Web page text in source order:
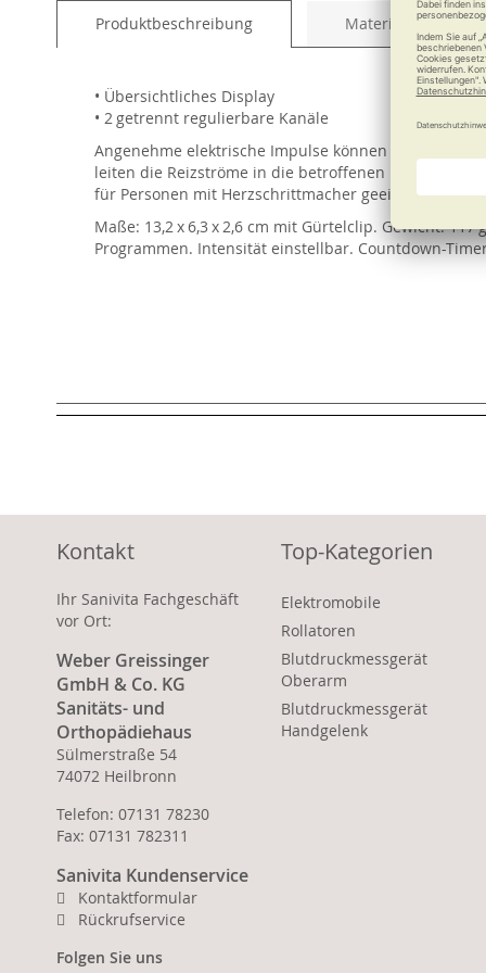
Produktbeschreibung Material und Pflege
• Übersichtliches Display
• 2 getrennt regulierbare Kanäle
Angenehme elektrische Impulse können Gefäße,
leiten die Reizströme in die betroffenen
für Personen mit Herzschrittmacher geeignet.
Maße: 13,2 x 6,3 x 2,6 cm mit Gürtelclip. Gewicht:
Programmen. Intensität einstellbar. Countdown-
Kontakt
Ihr Sanivita Fachgeschäft
vor Ort:
Weber Greissinger
GmbH & Co. KG
Sanitäts- und
Orthopädiehaus
Sülmerstraße 54
74072 Heilbronn
Telefon: 07131 78230
Fax: 07131 782311
Sanivita Kundenservice
Kontaktformular
Rückrufservice
Folgen Sie uns
Top-Kategorien
Elektromobile
Rollatoren
Blutdruckmessgerät
Oberarm
Blutdruckmessgerät
Handgelenk